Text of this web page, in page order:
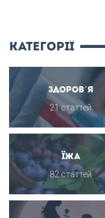
категорії
Здоров’я
21 статтей
Їжа
82 статтей